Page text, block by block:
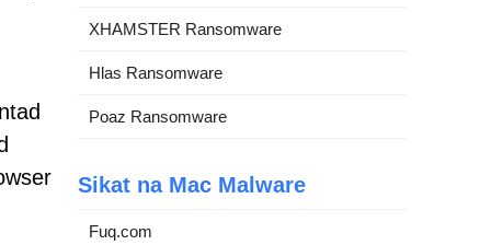
XHAMSTER Ransomware
Hlas Ransomware
Poaz Ransomware
Sikat na Mac Malware
Fuq.com